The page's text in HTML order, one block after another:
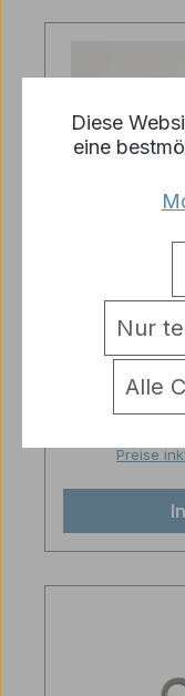
Preise
Diese
eine
Nur
Alle